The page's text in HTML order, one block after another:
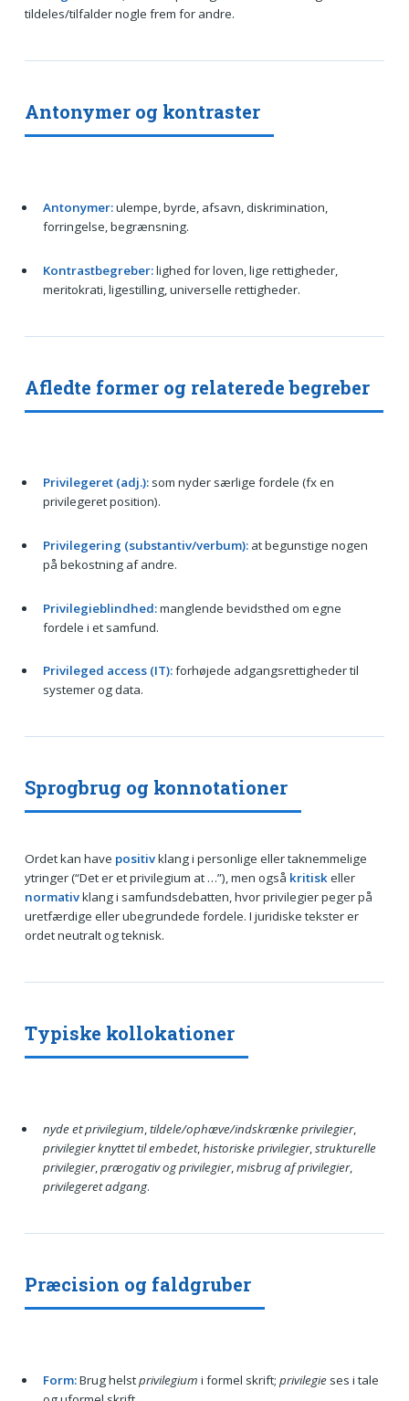
tildeles/tilfalder nogle frem for andre.
Antonymer og kontraster
Antonymer:ulempe, byrde, afsavn, diskrimination,
forringelse, begrænsning.
Kontrastbegreber:lighed for loven, lige rettigheder,
meritokrati, ligestilling, universelle rettigheder.
Afledte former og relaterede begreber
Privilegeret (adj.):som nyder særlige fordele (fx en
privilegeret position).
Privilegering (substantiv/verbum):at begunstige nogen
på bekostning af andre.
Privilegieblindhed:manglende bevidsthed om egne
fordele i et samfund.
Privileged access (IT):forhøjede adgangsrettigheder til
systemer og data.
Sprogbrug og konnotationer
Ordet kan have positivklang i personlige eller taknemmelige
ytringer (“Det er et privilegium at …”), men også kritiskeller
normativklang i samfundsdebatten, hvor privilegier peger på
uretfærdige eller ubegrundede fordele. I juridiske tekster er
ordet neutralt og teknisk.
Typiske kollokationer
nyde et privilegium,tildele/ophæve/indskrænke privilegier,
privilegier knyttet til embedet,historiske privilegier,strukturelle
privilegier,prærogativ og privilegier,misbrug af privilegier,
privilegeret adgang.
Præcision og faldgruber
Form:Brug helstprivilegium i formel skrift; privilegieses i tale